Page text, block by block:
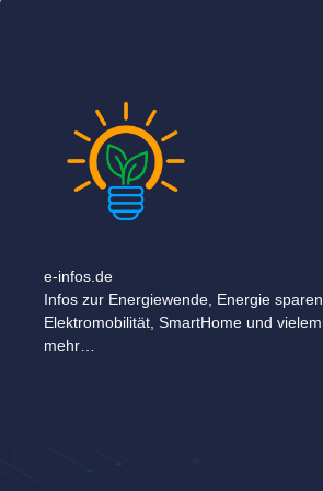
e-infos.de
Infos zur Energiewende, Energie sparen,
Elektromobilität, SmartHome und vielem
mehr…